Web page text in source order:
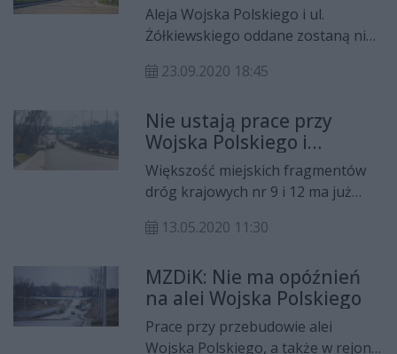
Aleja Wojska Polskiego i ul.
Żółkiewskiego oddane zostaną nie
listopada. Głównym powodem
lepszej jakości asfaltem. - Chodzi o
to, żeby za kilka lat nie trzeba było
tej drogi naprawiać - wyjaśnia
Dawid Puton, rzecznik MZDiK .
23.09.2020 18:45
Nie ustają prace przy
Wojska Polskiego i
Żółkiewskiego
Większość miejskich fragmentów
dróg krajowych nr 9 i 12 ma już
utrudnień związanych ze stanem
bez przerw, a drogowcy
przygotowują się do wdrażania
kolejnych etapów zmian w
organizacji ruchu.
13.05.2020 11:30
MZDiK: Nie ma opóźnień
na alei Wojska Polskiego
Prace przy przebudowie alei
Wojska Polskiego, a także w rejonie